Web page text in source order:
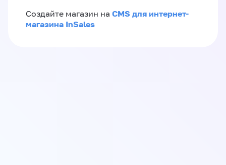
Создайте магазин на CMS для интернет-
магазина InSales